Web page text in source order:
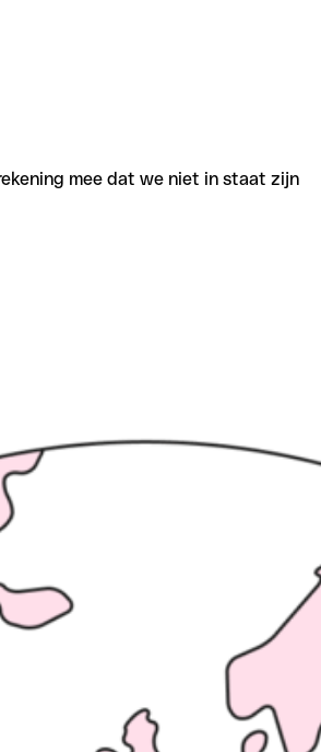
mee dat we niet in staat zijn